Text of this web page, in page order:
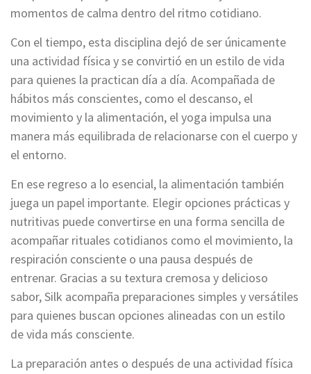
momentos de calma dentro del ritmo cotidiano.
Con el tiempo, esta disciplina dejó de ser únicamente
una actividad física y se convirtió en un estilo de vida
para quienes la practican día a día. Acompañada de
hábitos más conscientes, como el descanso, el
movimiento y la alimentación, el yoga impulsa una
manera más equilibrada de relacionarse con el cuerpo y
el entorno.
En ese regreso a lo esencial, la alimentación también
juega un papel importante. Elegir opciones prácticas y
nutritivas puede convertirse en una forma sencilla de
acompañar rituales cotidianos como el movimiento, la
respiración consciente o una pausa después de
entrenar. Gracias a su textura cremosa y delicioso
sabor, Silk acompaña preparaciones simples y versátiles
para quienes buscan opciones alineadas con un estilo
de vida más consciente.
La preparación antes o después de una actividad física